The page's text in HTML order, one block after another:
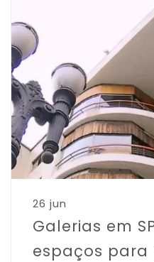
26 jun
Galerias em
espaços para